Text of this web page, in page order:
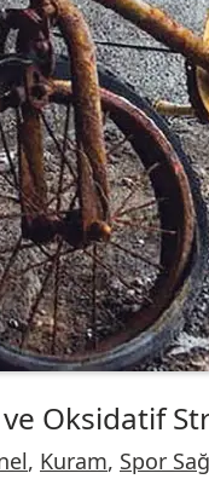
Oksidatif
, Kuram, Spor